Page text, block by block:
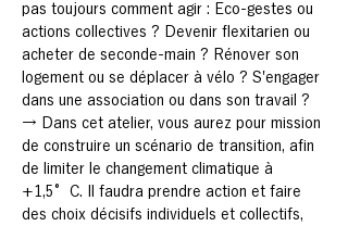
pas toujours comment agir : Eco-gestes ou
actions collectives ? Devenir flexitarien ou
acheter de seconde-main ? Rénover son
logement ou se déplacer à vélo ? S'engager
dans une association ou dans son travail ?
→ Dans cet atelier, vous aurez pour mission
de construire un scénario de transition, afin
de limiter le changement climatique à
+1,5°C. Il faudra prendre action et faire
des choix décisifs individuels et collectifs,